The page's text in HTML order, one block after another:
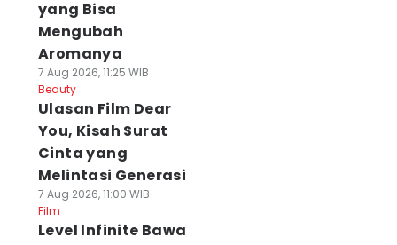
yang Bisa
Mengubah
Aromanya
7 Aug 2026, 11:25 WIB
Beauty
Ulasan Film Dear
You, Kisah Surat
Cinta yang
Melintasi Generasi
7 Aug 2026, 11:00 WIB
Film
Level Infinite Bawa